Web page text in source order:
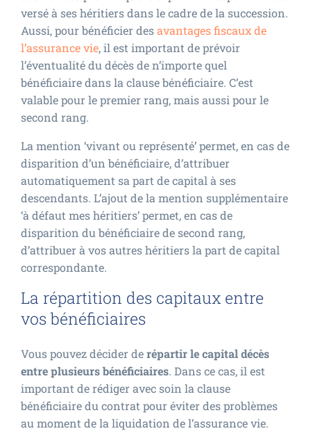
versé à ses héritiers dans le cadre de la succession.
Aussi, pour bénéficier desavantages fiscaux de
l’assurance vie, il est important de prévoir
l’éventualité du décès de n’importe quel
bénéficiaire dans la clause bénéficiaire. C’est
valable pour le premier rang, mais aussi pour le
second rang.
La mention ‘vivant ou représenté’ permet, en cas de
disparition d’un bénéficiaire, d’attribuer
automatiquement sa part de capital à ses
descendants. L’ajout de la mention supplémentaire
‘à défaut mes héritiers’ permet, en cas de
disparition du bénéficiaire de second rang,
d’attribuer à vos autres héritiers la part de capital
correspondante.
La répartition des capitaux entre
vos bénéficiaires
Vous pouvez décider derépartir le capital décès
entre plusieurs bénéficiaires. Dans ce cas, il est
important de rédiger avec soin la clause
bénéficiaire du contrat pour éviter des problèmes
au moment de la liquidation de l’assurance vie.